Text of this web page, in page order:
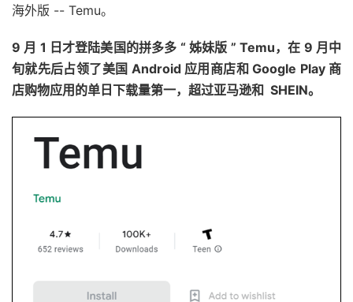
海外版 -- Temu。
9 月 1 日才登陆美国的拼多多 “ 姊妹版 ” Temu，在 9 月中
旬就先后占领了美国 Android 应用商店和 Google Play 商
店购物应用的单日下载量第一，超过亚马逊和 SHEIN。